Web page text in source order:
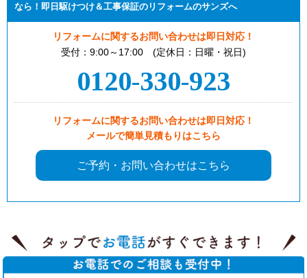
なら！即日駆けつけ＆工事保証のリフォームのサンズへ
リフォームに関するお問い合わせは即日対応！
受付：9:00～17:00 (定休日：日曜・祝日)
0120-330-923
リフォームに関するお問い合わせは即日対応！
メールで簡単見積もりはこちら
ご予約・お問い合わせはこちら